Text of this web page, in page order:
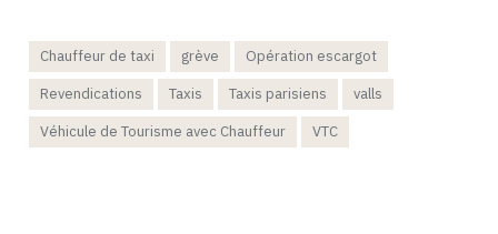
Chauffeur de taxi grève
Opération escargot
Revendications
Taxis Taxis parisiens
valls
Véhicule de Tourisme avec Chauffeur
VTC